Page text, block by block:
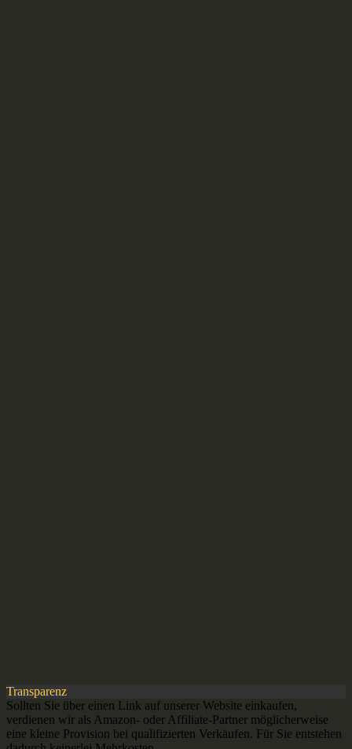
Transparenz
Sollten Sie über einen Link auf unserer Website einkaufen,
verdienen wir als Amazon- oder Affiliate-Partner möglicherweise
eine kleine Provision bei qualifizierten Verkäufen. Für Sie entstehen